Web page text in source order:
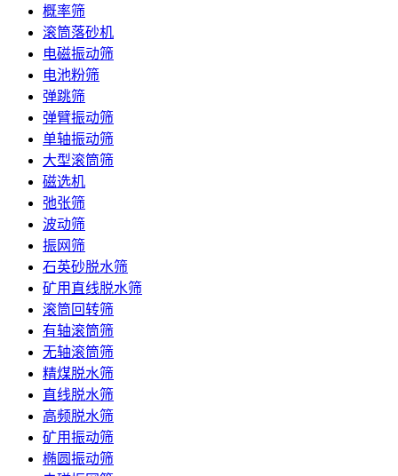
概率筛
滚筒落砂机
电磁振动筛
电池粉筛
弹跳筛
弹臂振动筛
单轴振动筛
大型滚筒筛
磁选机
弛张筛
波动筛
振网筛
石英砂脱水筛
矿用直线脱水筛
滚筒回转筛
有轴滚筒筛
无轴滚筒筛
精煤脱水筛
直线脱水筛
高频脱水筛
矿用振动筛
椭圆振动筛